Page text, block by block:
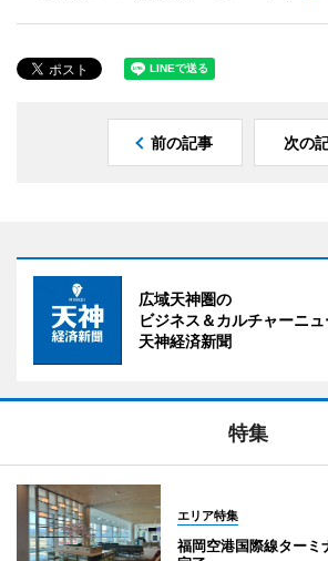
前の記事 次の
広域天神圏の
ビジネス＆カルチャーニュ
天神経済新聞
特集
エリア特集
福岡空港国際線ターミ